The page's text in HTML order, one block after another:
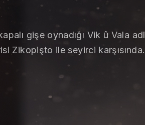
gişe oynadığı Vik û Vala
Zikopişto ile seyirci karşısında.